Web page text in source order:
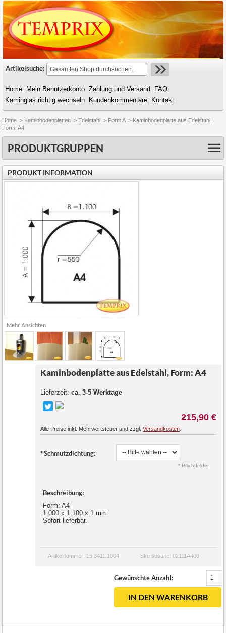
Artikelsuche:
Home Mein Benutzerkonto Zahlung und Versand
FAQ
Kaminglas richtig wechseln
Kundenkommentare Kontakt
Home > Kaminbodenplatten > Edelstahl > Form A > Kaminbodenplatte aus Edelstahl,
Form: A4
PRODUKTGRUPPEN
PRODUKT INFORMATION
Mehr Ansichten
Kaminbodenplatte aus Edelstahl, Form: A4
Lieferzeit: ca. 3-5 Werktage
215,90 €
Alle Preise inkl. Mehrwertsteuer und zzgl. Versandkosten
*Schmutzdichtung:
* Pflichtfelder
Beschreibung:
Form: A4
1.000 x 1.100 x 1 mm
Sofort lieferbar.
Artikelnummer: 15.3411.1004 Sku susane: 02111A400
Gewünschte Anzahl:
IN DEN WARENKORB